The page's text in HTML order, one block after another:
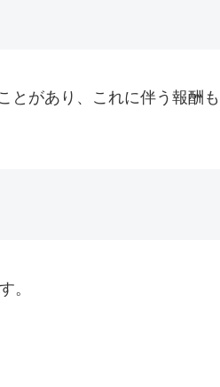
があり、これに伴う報酬
。